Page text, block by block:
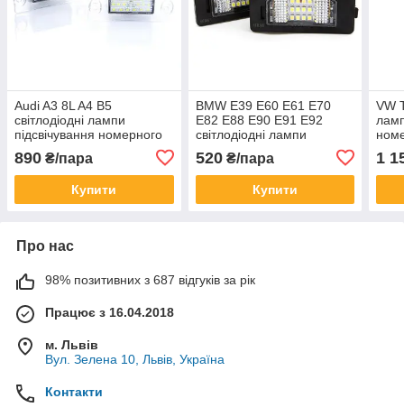
Audi A3 8L A4 B5
світлодіодні лампи
підсвічування номерного
890 ₴/пара
Купити
BMW E39 E60 E61 E70
E82 E88 E90 E91 E92
світлодіодні лампи
підсвічування номерного
знака 2 шт. комплект.
520₴/пара
Купити
VW
1
Про нас
98% позитивних з 687 відгуків за рік
Працює з 16.04.2018
м. Львів
Вул. Зелена 10, Львів, Україна
Контакти